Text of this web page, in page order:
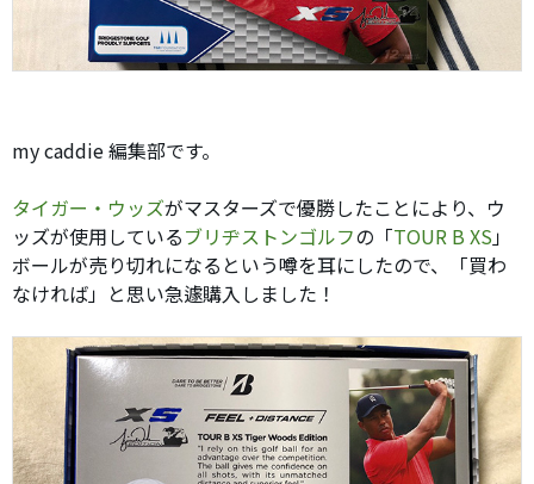
my caddie 編集部です。
タイガー・ウッズがマスターズで優勝したことにより、ウ
ッズが使用しているブリヂストンゴルフの「TOUR B XS 」
ボールが売り切れになるという噂を耳にしたので、「買わ
なければ」と思い急遽購入しました！